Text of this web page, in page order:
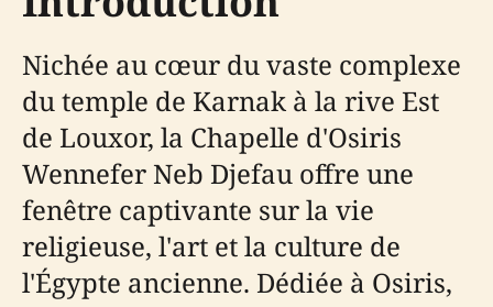
Nichée au cœur du vaste complexe
du temple de Karnak à la rive Est
de Louxor, la Chapelle d'Osiris
Wennefer Neb Djefau offre une
fenêtre captivante sur la vie
religieuse, l'art et la culture de
l'Égypte ancienne. Dédiée à Osiris,